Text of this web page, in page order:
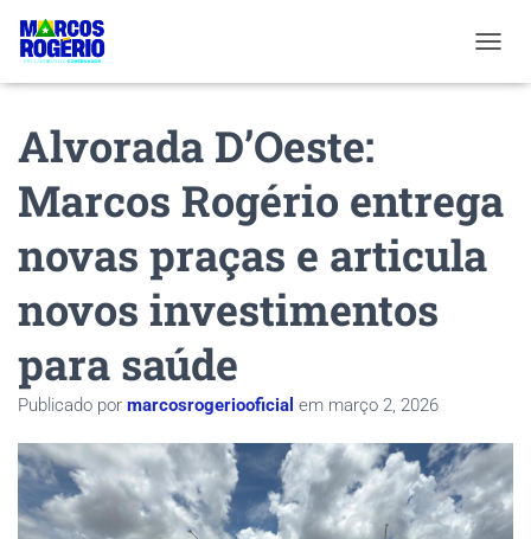
Alvorada D’Oeste:
Marcos Rogério entrega
novas praças e articula
novos investimentos
para saúde
Publicado por marcosrogeriooficial em março 2, 2026